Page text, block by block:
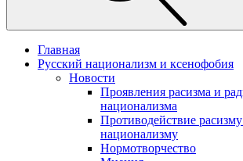
Главная
Русский национализм и ксенофобия
Новости
Проявления расизма и
национализма
Противодействие
национализму
Нормотворчество